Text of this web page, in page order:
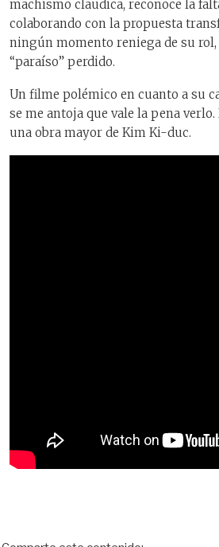
machismo claudica, reconoce la
colaborando con la propuesta
ningún momento reniega de su rol,
“paraíso” perdido.
Un filme polémico en cuanto a su
se me antoja que vale la pena
una obra mayor de Kim Ki-duc.